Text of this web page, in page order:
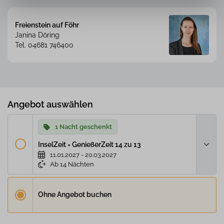
Freienstein auf Föhr
Janina Döring
Tel. 04681 746400
Angebot auswählen
1 Nacht geschenkt
InselZeit = GenießerZeit 14 zu 13
11.01.2027 - 20.03.2027
Ab 14 Nächten
14 Übernachtungen buchen = 13 Nächte
bezahlenOhne Angebot buchen